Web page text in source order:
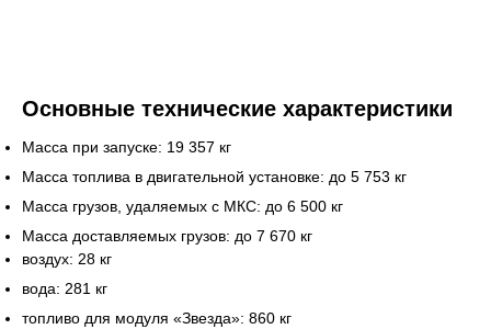
Основные технические характеристики
Масса при запуске: 19 357 кг
Масса топлива в двигательной установке: до 5 753 кг
Масса грузов, удаляемых с МКС: до 6 500 кг
Масса доставляемых грузов: до 7 670 кг
воздух: 28 кг
вода: 281 кг
топливо для модуля «Звезда»: 860 кг